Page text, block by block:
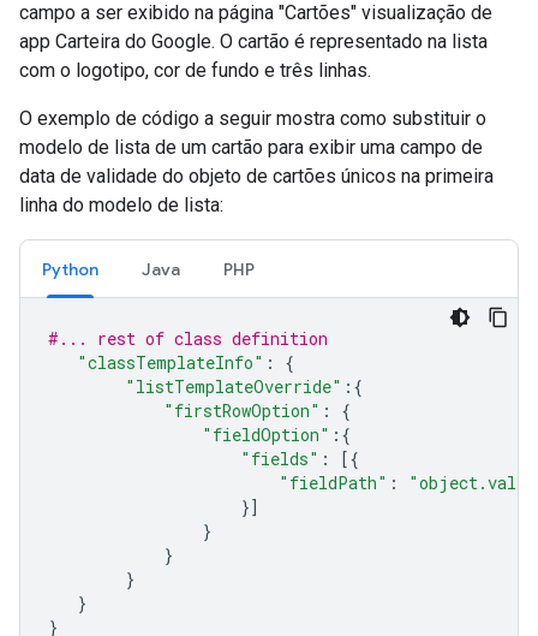
campo a ser exibido na página "Cartões" visualização de
app Carteira do Google. O cartão é representado na lista
com o logotipo, cor de fundo e três linhas.
O exemplo de código a seguir mostra como substituir o
modelo de lista de um cartão para exibir uma campo de
data de validade do objeto de cartões únicos na primeira
linha do modelo de lista:
Python Java PHP
#... rest of class definition
"classTemplateInfo" :
{
"listTemplateOverride" :{
"firstRowOption" :
{
"fieldOption" :{
"fields" :
[{
"fieldPath" :
}]
}
}
}
}
}